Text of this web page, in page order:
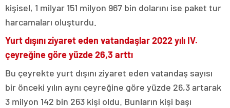
kişisel, 1 milyar 151 milyon 967 bin dolarını ise paket tur
harcamaları oluşturdu.
Yurt dışını ziyaret eden vatandaşlar 2022 yılı IV.
çeyreğine göre yüzde 26,3 arttı
Bu çeyrekte yurt dışını ziyaret eden vatandaş sayısı
bir önceki yılın aynı çeyreğine göre yüzde 26,3 artarak
3 milyon 142 bin 263 kişi oldu. Bunların kişi başı